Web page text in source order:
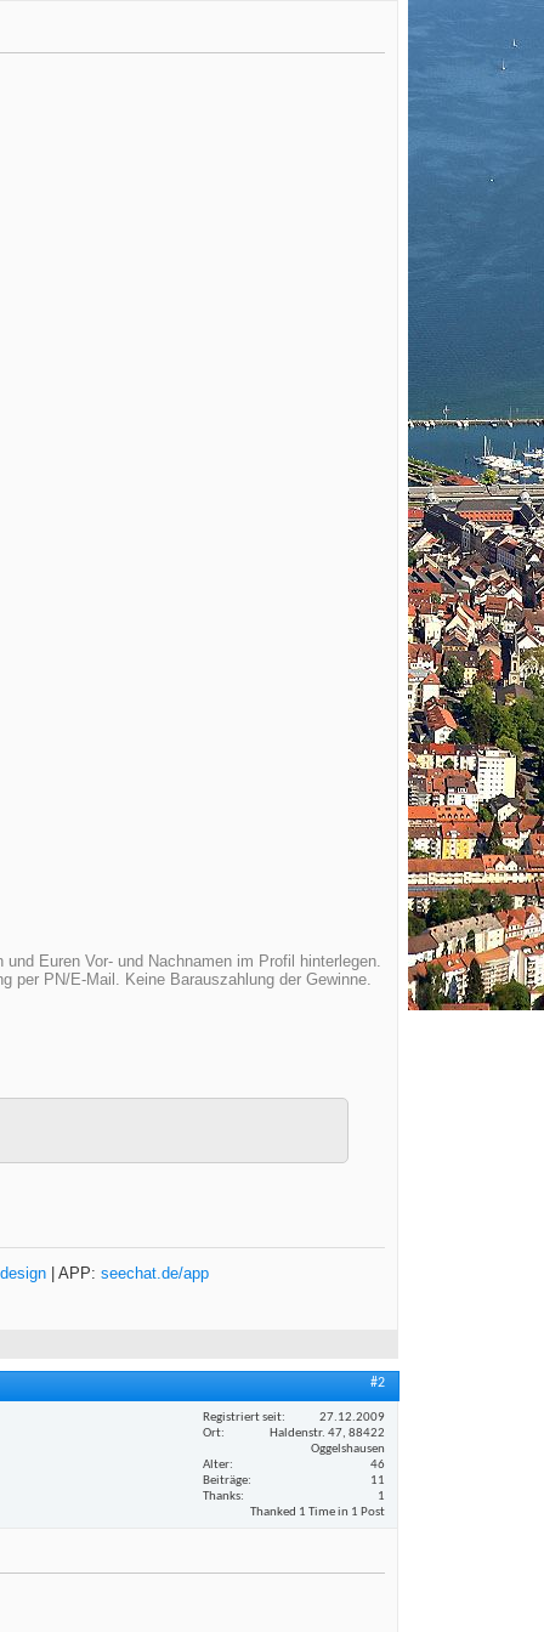
Euren Vor- und Nachnamen im Profil hinterlegen.
per PN/E-Mail. Keine Barauszahlung der Gewinne.
| APP: seechat.de/app
#2
Registriert seit
27.12.2009
Ort
Haldenstr. 47, 88422
Oggelshausen
Alter
46
Beiträge
11
Thanks
1
Thanked 1 Time in 1 Post